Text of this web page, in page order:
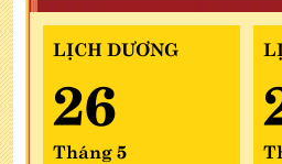
LỊCH DƯƠNG
26
Tháng 5